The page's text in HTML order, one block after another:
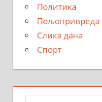
Политика
Пољопривреда
Слика дана
Спорт